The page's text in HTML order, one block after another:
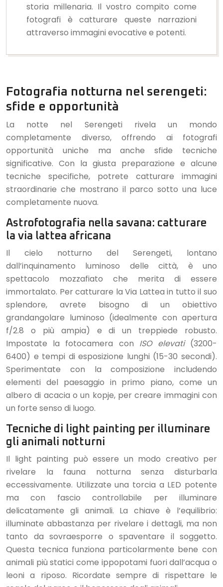
storia millenaria. Il vostro compito come
fotografi è catturare queste narrazioni
attraverso immagini evocative e potenti.
Fotografia notturna nel serengeti:
sfide e opportunità
La notte nel Serengeti rivela un mondo
completamente diverso, offrendo ai fotografi
opportunità uniche ma anche sfide tecniche
significative. Con la giusta preparazione e alcune
tecniche specifiche, potrete catturare immagini
straordinarie che mostrano il parco sotto una luce
completamente nuova.
Astrofotografia nella savana: catturare
la via lattea africana
Il cielo notturno del Serengeti, lontano
dall’inquinamento luminoso delle città, è uno
spettacolo mozzafiato che merita di essere
immortalato. Per catturare la Via Lattea in tutto il suo
splendore, avrete bisogno di un obiettivo
grandangolare luminoso (idealmente con apertura
f/2.8 o più ampia) e di un treppiede robusto.
Impostate la fotocamera con ISO elevati(3200-
6400) e tempi di esposizione lunghi (15-30 secondi).
Sperimentate con la composizione includendo
elementi del paesaggio in primo piano, come un
albero di acacia o un kopje, per creare immagini con
un forte senso di luogo.
Tecniche di light painting per illuminare
gli animali notturni
Il light painting può essere un modo creativo per
rivelare la fauna notturna senza disturbarla
eccessivamente. Utilizzate una torcia a LED potente
ma con fascio controllabile per illuminare
delicatamente gli animali. La chiave è l’equilibrio:
illuminate abbastanza per rivelare i dettagli, ma non
tanto da sovraesporre o spaventare il soggetto.
Questa tecnica funziona particolarmente bene con
animali più statici come ippopotami fuori dall’acqua o
leoni a riposo. Ricordate sempre di rispettare le